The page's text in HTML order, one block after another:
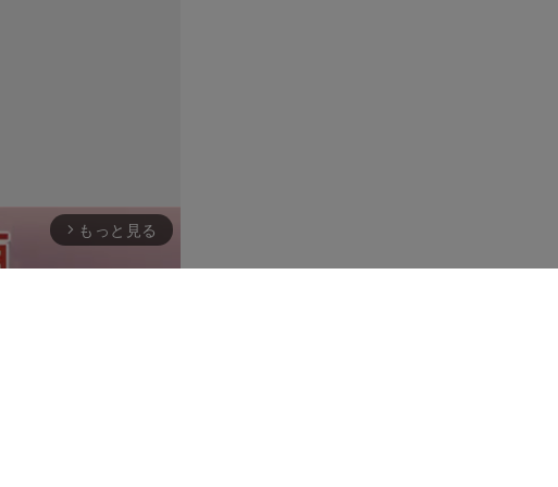
arrow_forward_ios もっと見る